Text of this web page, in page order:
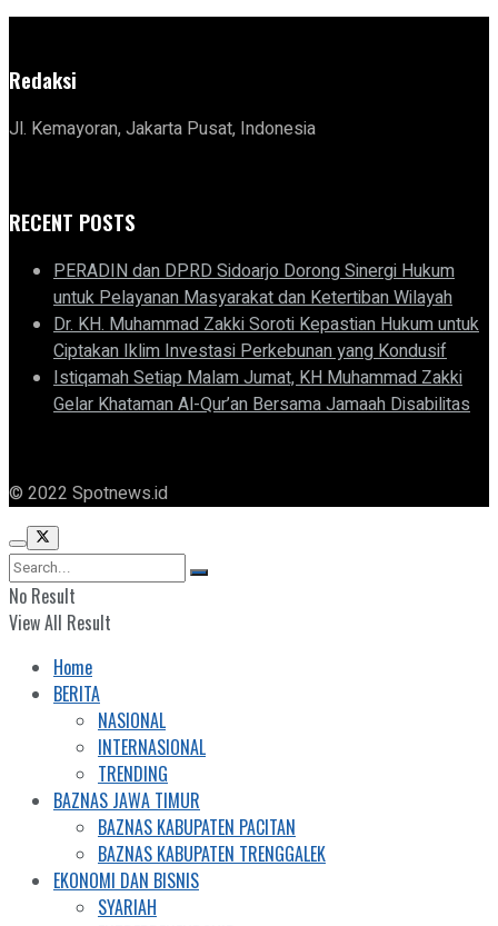
Redaksi
Jl. Kemayoran, Jakarta Pusat, Indonesia
RECENT POSTS
PERADIN dan DPRD Sidoarjo Dorong Sinergi Hukum
untuk Pelayanan Masyarakat dan Ketertiban Wilayah
Dr. KH. Muhammad Zakki Soroti Kepastian Hukum untuk
Ciptakan Iklim Investasi Perkebunan yang Kondusif
Istiqamah Setiap Malam Jumat, KH Muhammad Zakki
Gelar Khataman Al-Qur’an Bersama Jamaah Disabilitas
© 2022 Spotnews.id
No Result
View All Result
Home
BERITA
NASIONAL
INTERNASIONAL
TRENDING
BAZNAS JAWA TIMUR
BAZNAS KABUPATEN PACITAN
BAZNAS KABUPATEN TRENGGALEK
EKONOMI DAN BISNIS
SYARIAH